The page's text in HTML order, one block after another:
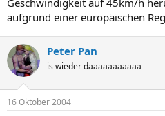
Geschwindigkeit auf 45km/h
aufgrund einer europäischen
Peter Pan
is wieder daaaaaaaaaaa
16 Oktober 2004